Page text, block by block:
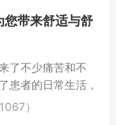
您带来舒适与舒
了不少痛苦和不
患者的日常生活，
。因...
）